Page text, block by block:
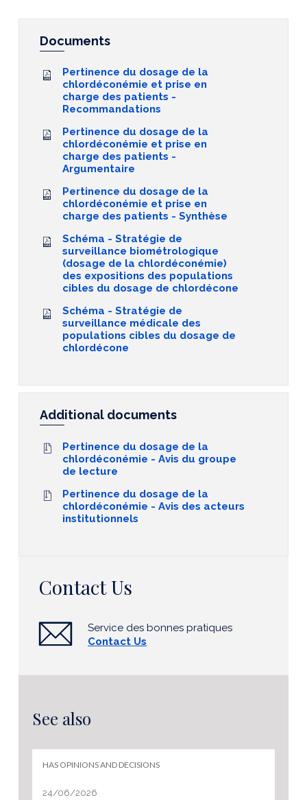
Documents
Pertinence du dosage de la
chlordéconémie et prise en
charge des patients -
Recommandations
Pertinence du dosage de la
chlordéconémie et prise en
charge des patients -
Argumentaire
Pertinence du dosage de la
chlordéconémie et prise en
charge des patients - Synthèse
Schéma - Stratégie de
surveillance biométrologique
(dosage de la chlordéconémie)
des expositions des populations
cibles du dosage de chlordécone
Schéma - Stratégie de
surveillance médicale des
populations cibles du dosage de
chlordécone
Additional documents
Pertinence du dosage de la
chlordéconémie - Avis du groupe
de lecture
Pertinence du dosage de la
chlordéconémie - Avis des acteurs
institutionnels
Contact Us
Service des bonnes pratiques
Contact Us
See also
HAS OPINIONS AND DECISIONS
24/06/2026